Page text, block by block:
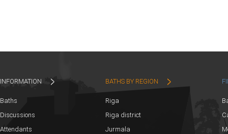
INFORMATION
Baths
Discussions
Attendants
BATHS BY REGION
Riga
Riga district
Jurmala